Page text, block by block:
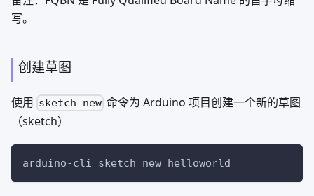
写。
创建草图
使用 sketch new 命令为 Arduino 项目创建一个新的草图
（sketch）
arduino-cli sketch new helloworld